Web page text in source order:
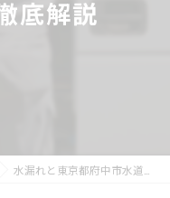
底解説
水漏れと東京都府中市水道管の原因や費用を徹底解説